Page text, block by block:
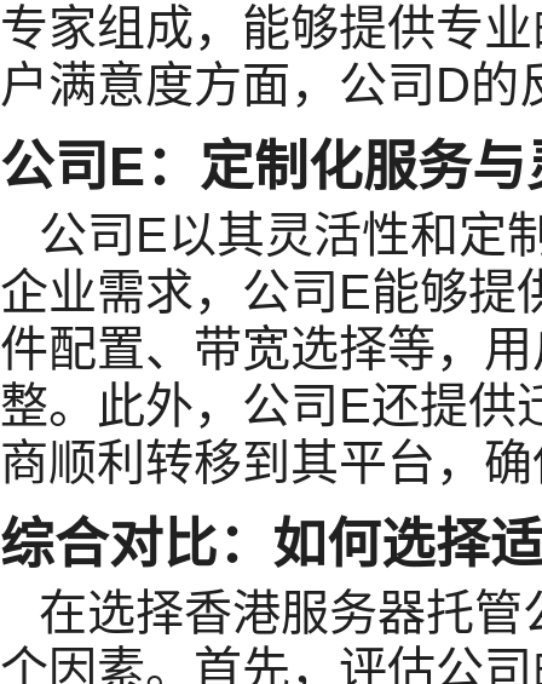
专家组成，能够提供专
户满意度方面，公司D
公司E：定制化服务与
公司E以其灵活性和定
企业需求，公司E能够提
件配置、带宽选择等，
整。此外，公司E还提供
商顺利转移到其平台，
综合对比：如何选择
在选择香港服务器托
个因素。首先，评估公